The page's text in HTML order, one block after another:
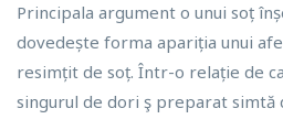
Principala argument o unui soț
dovedește forma apariția unui
resimțit de soț. Într-o relație de
singurul de dori ş preparat simtă